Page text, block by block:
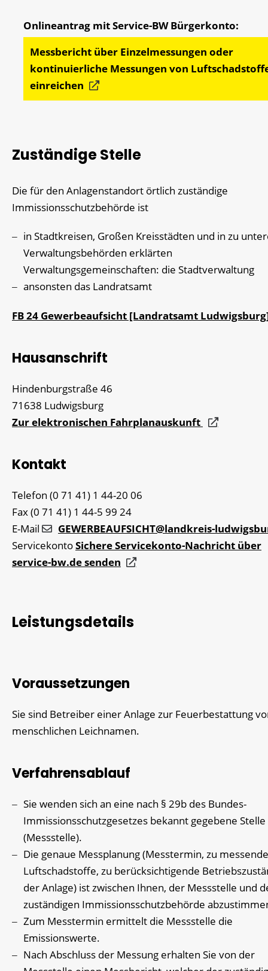
Messbericht über Einzelmessungen oder
kontinuierliche Messungen von
einreichen
Zuständige Stelle
Die für den Anlagenstandort örtlich zuständige
Immissionsschutzbehörde ist
in Stadtkreisen, Großen Kreisstädten und in zu
Verwaltungsbehörden erklärten
Verwaltungsgemeinschaften: die Stadtverwaltung
ansonsten das Landratsamt
FB 24 Gewerbeaufsicht [Landratsamt
Hausanschrift
Hindenburgstraße 46
71638 Ludwigsburg
Zur elektronischen Fahrplanauskunft
Kontakt
Telefon (0 71 41) 1 44-20 06
Fax(0 71 41) 1 44-5 99 24
E-Mail
GEWERBEAUFSICHT@landkreis-
ServicekontoSichere Servicekonto-Nachricht über
service-bw.de senden
Leistungsdetails
Voraussetzungen
Sie sind Betreiber einer Anlage zur Feuerbestattung
menschlichen Leichnamen.
Verfahrensablauf
Sie wenden sich an eine nach § 29b des Bundes-
Immissionsschutzgesetzes bekannt gegebene Stelle
(Messstelle).
Die genaue Messplanung (Messtermin, zu messende
Luftschadstoffe, zu berücksichtigende
der Anlage) ist zwischen Ihnen, der Messstelle und
zuständigen Immissionsschutzbehörde
Zum Messtermin ermittelt die Messstelle die
Emissionswerte.
Nach Abschluss der Messung erhalten Sie von der